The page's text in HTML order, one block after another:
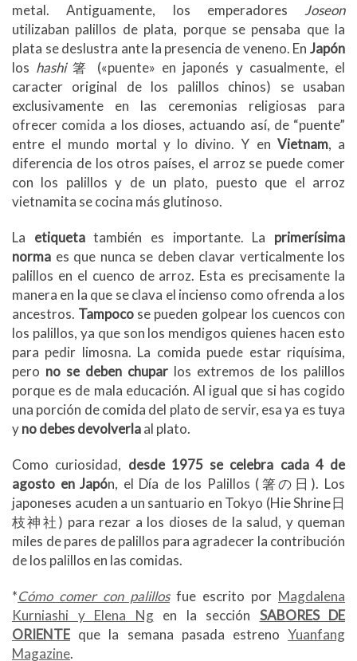
metal. Antiguamente, los emperadores Joseon
utilizaban palillos de plata, porque se pensaba que la
plata se deslustra ante la presencia de veneno. En Japón
los hashi箸 («puente» en japonés y casualmente, el
caracter original de los palillos chinos) se usaban
exclusivamente en las ceremonias religiosas para
ofrecer comida a los dioses, actuando así, de “puente”
entre el mundo mortal y lo divino. Y en Vietnam, a
diferencia de los otros países, el arroz se puede comer
con los palillos y de un plato, puesto que el arroz
vietnamita se cocina más glutinoso.
La etiquetatambién es importante. La primerísima
norma es que nunca se deben clavar verticalmente los
palillos en el cuenco de arroz. Esta es precisamente la
manera en la que se clava el incienso como ofrenda a los
ancestros. Tampoco se pueden golpear los cuencos con
los palillos, ya que son los mendigos quienes hacen esto
para pedir limosna. La comida puede estar riquísima,
pero no se deben chupar los extremos de los palillos
porque es de mala educación. Al igual que si has cogido
una porción de comida del plato de servir, esa ya es tuya
yno debes devolverlaal plato.
Como curiosidad, desde 1975 se celebra cada 4 de
agosto en Japón, el Día de los Palillos (箸の日). Los
japoneses acuden a un santuario en Tokyo (Hie Shrine日
枝神社) para rezar a los dioses de la salud, y queman
miles de pares de palillos para agradecer la contribución
de los palillos en las comidas.
*Cómo comer con palillosfue escrito por Magdalena
Kurniashi y Elena Ngen la sección SABORES DE
ORIENTE que la semana pasada estreno Yuanfang
Magazine.